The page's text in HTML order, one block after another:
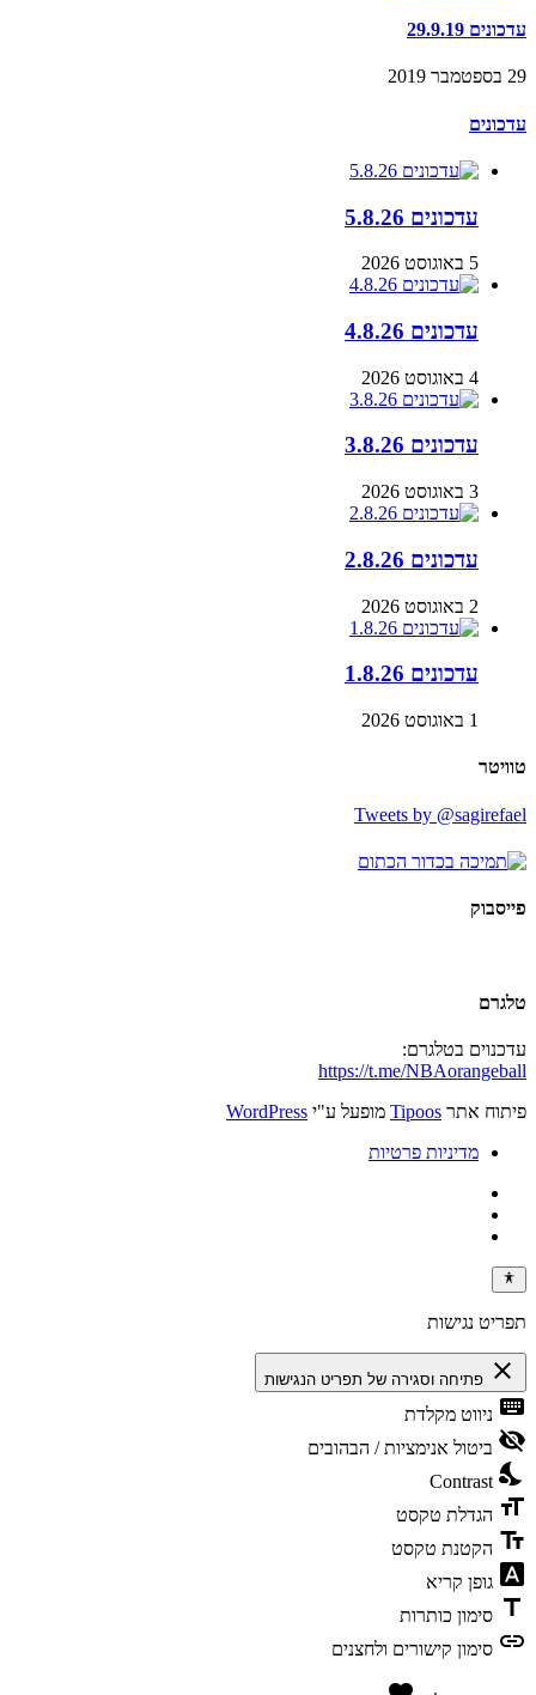
עדכונים 29.9.19
29 בספטמבר 2019
עדכונים
עדכונים 5.8.26
5 באוגוסט 2026
עדכונים 4.8.26
4 באוגוסט 2026
עדכונים 3.8.26
3 באוגוסט 2026
עדכונים 2.8.26
2 באוגוסט 2026
עדכונים 1.8.26
1 באוגוסט 2026
טוויטר
Tweets by @sagirefael
פייסבוק
טלגרם
עדכנוים בטלגרם:
https://t.me/NBAorangeball
פיתוח אתר Tipoos מופעל ע"י WordPress
מדיניות פרטיות
תפריט נגישות
close פתיחה וסגירה של תפריט הנגישות
keyboard ניווט מקלדת
visibility_off ביטול אנימציות / הבהובים
nights_stay
Contrast
format_size הגדלת טקסט
text_fields הקטנת טקסט
font_download גופן קריא
title סימון כותרות
link סימון קישורים ולחצנים